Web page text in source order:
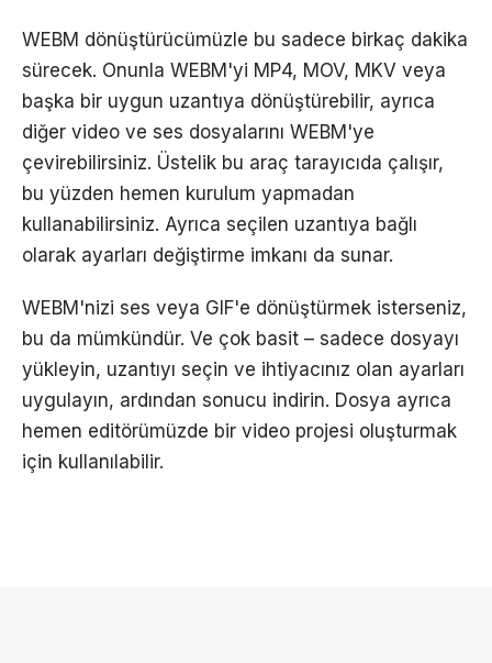
WEBM dönüştürücümüzle bu sadece birkaç dakika
sürecek. Onunla WEBM'yi MP4, MOV, MKV veya
başka bir uygun uzantıya dönüştürebilir, ayrıca
diğer video ve ses dosyalarını WEBM'ye
çevirebilirsiniz. Üstelik bu araç tarayıcıda çalışır,
bu yüzden hemen kurulum yapmadan
kullanabilirsiniz. Ayrıca seçilen uzantıya bağlı
olarak ayarları değiştirme imkanı da sunar.
WEBM'nizi ses veya GIF'e dönüştürmek isterseniz,
bu da mümkündür. Ve çok basit – sadece dosyayı
yükleyin, uzantıyı seçin ve ihtiyacınız olan ayarları
uygulayın, ardından sonucu indirin. Dosya ayrıca
hemen editörümüzde bir video projesi oluşturmak
için kullanılabilir.